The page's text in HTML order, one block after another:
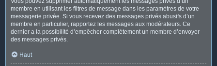
membre en utilisant les filtres de message dans les paramètres de votre
messagerie privée. Si vous recevez des messages privés abusifs d’un
membre en particulier, rapportez les messages aux modérateurs. Ce
dernier a la possibilité d’empêcher complètement un membre d’envoyer
des messages privés.
Haut